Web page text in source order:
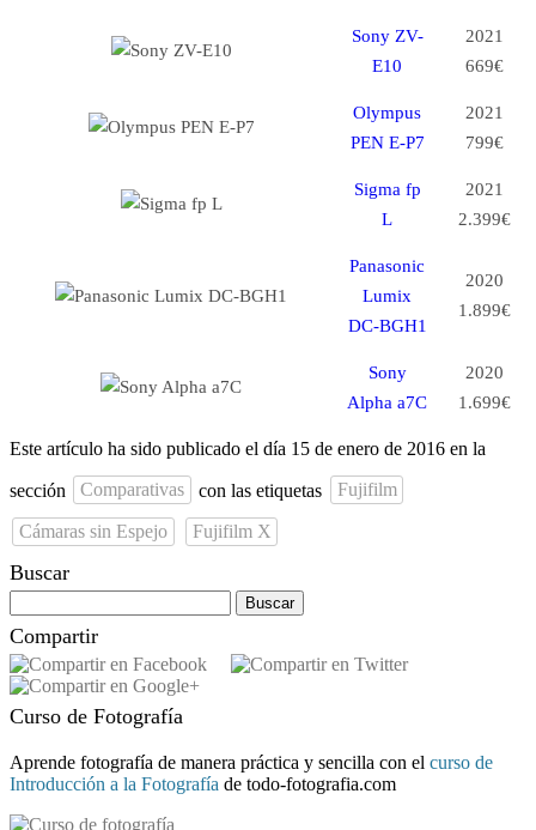
Sony ZV-
E10
2021
669€
Olympus
PEN E-P7
2021
799€
Sigma fp
L
2021
2.399€
Panasonic
Lumix
DC-BGH1
2020
1.899€
Sony
Alpha a7C
2020
1.699€
Este artículo ha sido publicado el día 15 de enero de 2016 en la
sección Comparativas con las etiquetas Fujifilm
Cámaras sin Espejo Fujifilm X
Buscar
Compartir
Curso de Fotografía
Aprende fotografía de manera práctica y sencilla con el curso de
Introducción a la Fotografía de todo-fotografia.com